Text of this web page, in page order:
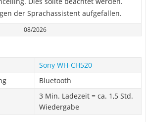
der Sprachassistent aufgefallen.
08/2026
Sony WH-CH520
Bluetooth
3 Min. Ladezeit = ca. 1,5 Std.
Wiedergabe